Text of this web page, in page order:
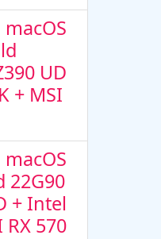
UD
+ MSI
22G90
+ Intel
RX 570